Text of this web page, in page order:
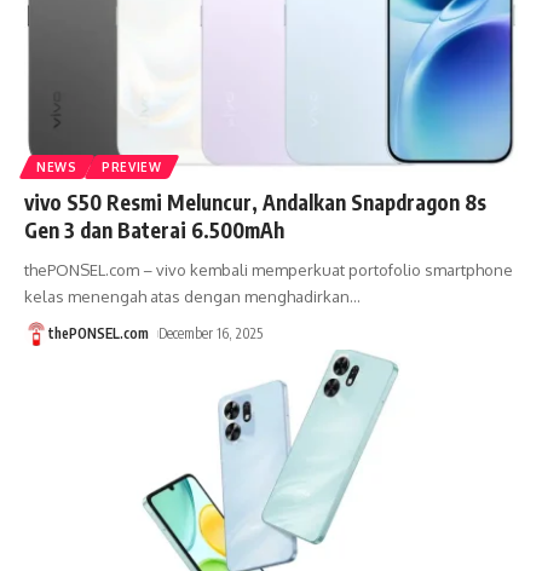
NEWS PREVIEW
vivo S50 Resmi Meluncur, Andalkan Snapdragon 8s
Gen 3 dan Baterai 6.500mAh
thePONSEL.com – vivo kembali memperkuat portofolio smartphone
kelas menengah atas dengan menghadirkan…
thePONSEL.com December 16, 2025